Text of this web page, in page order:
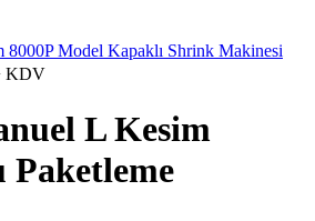
8000P Model Kapaklı Shrink Makinesi
KDV
L Kesim